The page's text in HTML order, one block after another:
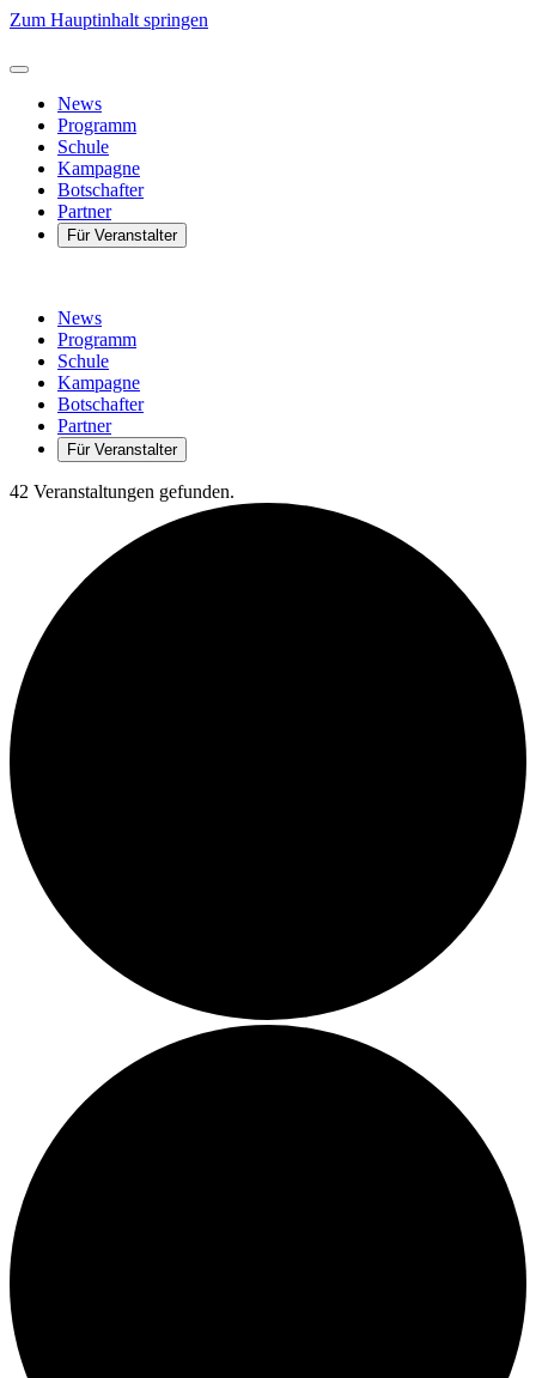
Zum Hauptinhalt springen
News
Programm
Schule
Kampagne
Botschafter
Partner
Für Veranstalter
News
Programm
Schule
Kampagne
Botschafter
Partner
Für Veranstalter
42 Veranstaltungen gefunden.